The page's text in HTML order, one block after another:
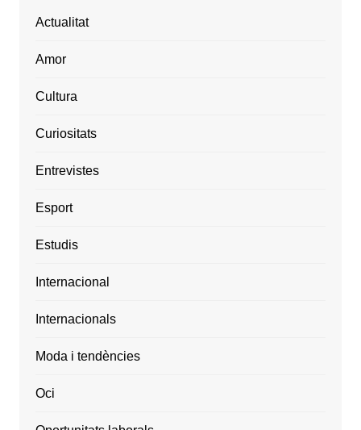
Actualitat
Amor
Cultura
Curiositats
Entrevistes
Esport
Estudis
Internacional
Internacionals
Moda i tendències
Oci